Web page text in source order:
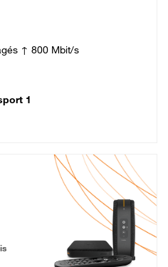
↑ 800 Mbit/s
1
puis 57,99 € par mois, Engagement 12 mois